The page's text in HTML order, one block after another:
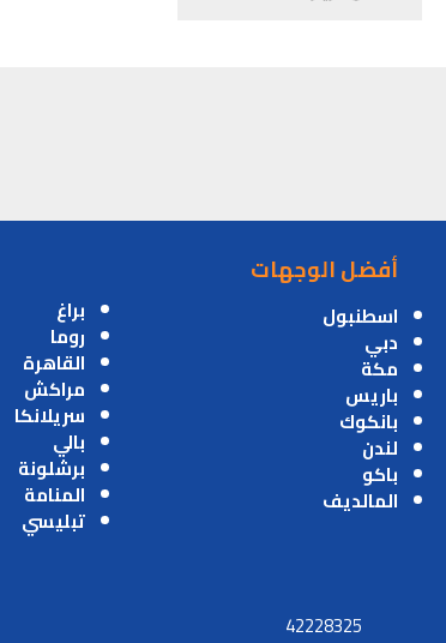
أفضل الوجهات
اسطنبول
دبي
مكة
باريس
بانكوك
لندن
باكو
المالديف
براغ
روما
القاهرة
مراكش
سريلانكا
بالي
برشلونة
المنامة
تبليسي
42228325